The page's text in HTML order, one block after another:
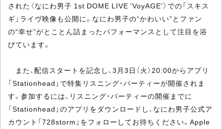
された〈なにわ男子 1st DOME LIVE 'VoyAGE'〉での「スキス
ギ」ライヴ映像も公開に。なにわ男子の“かわいい”とファン
の“幸せ”がとことん詰まったパフォーマンスとして注目を浴
びています。
また、配信スタートを記念し、3月3日（火）20:00からアプリ
「Stationhead」で特集リスニング・パーティーが開催されま
す。参加するには、リスニング・パーティーの開催までに
「Stationhead」のアプリをダウンロードし、なにわ男子公式ア
カウント「728storm」をフォローしてお待ちください。Apple